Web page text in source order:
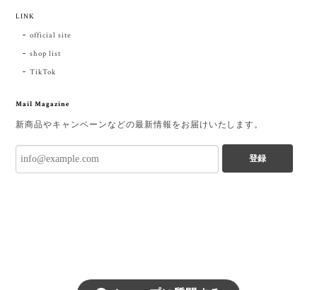
LINK
official site
shop list
TikTok
Mail Magazine
新商品やキャンペーンなどの最新情報をお届けいたします。
登録